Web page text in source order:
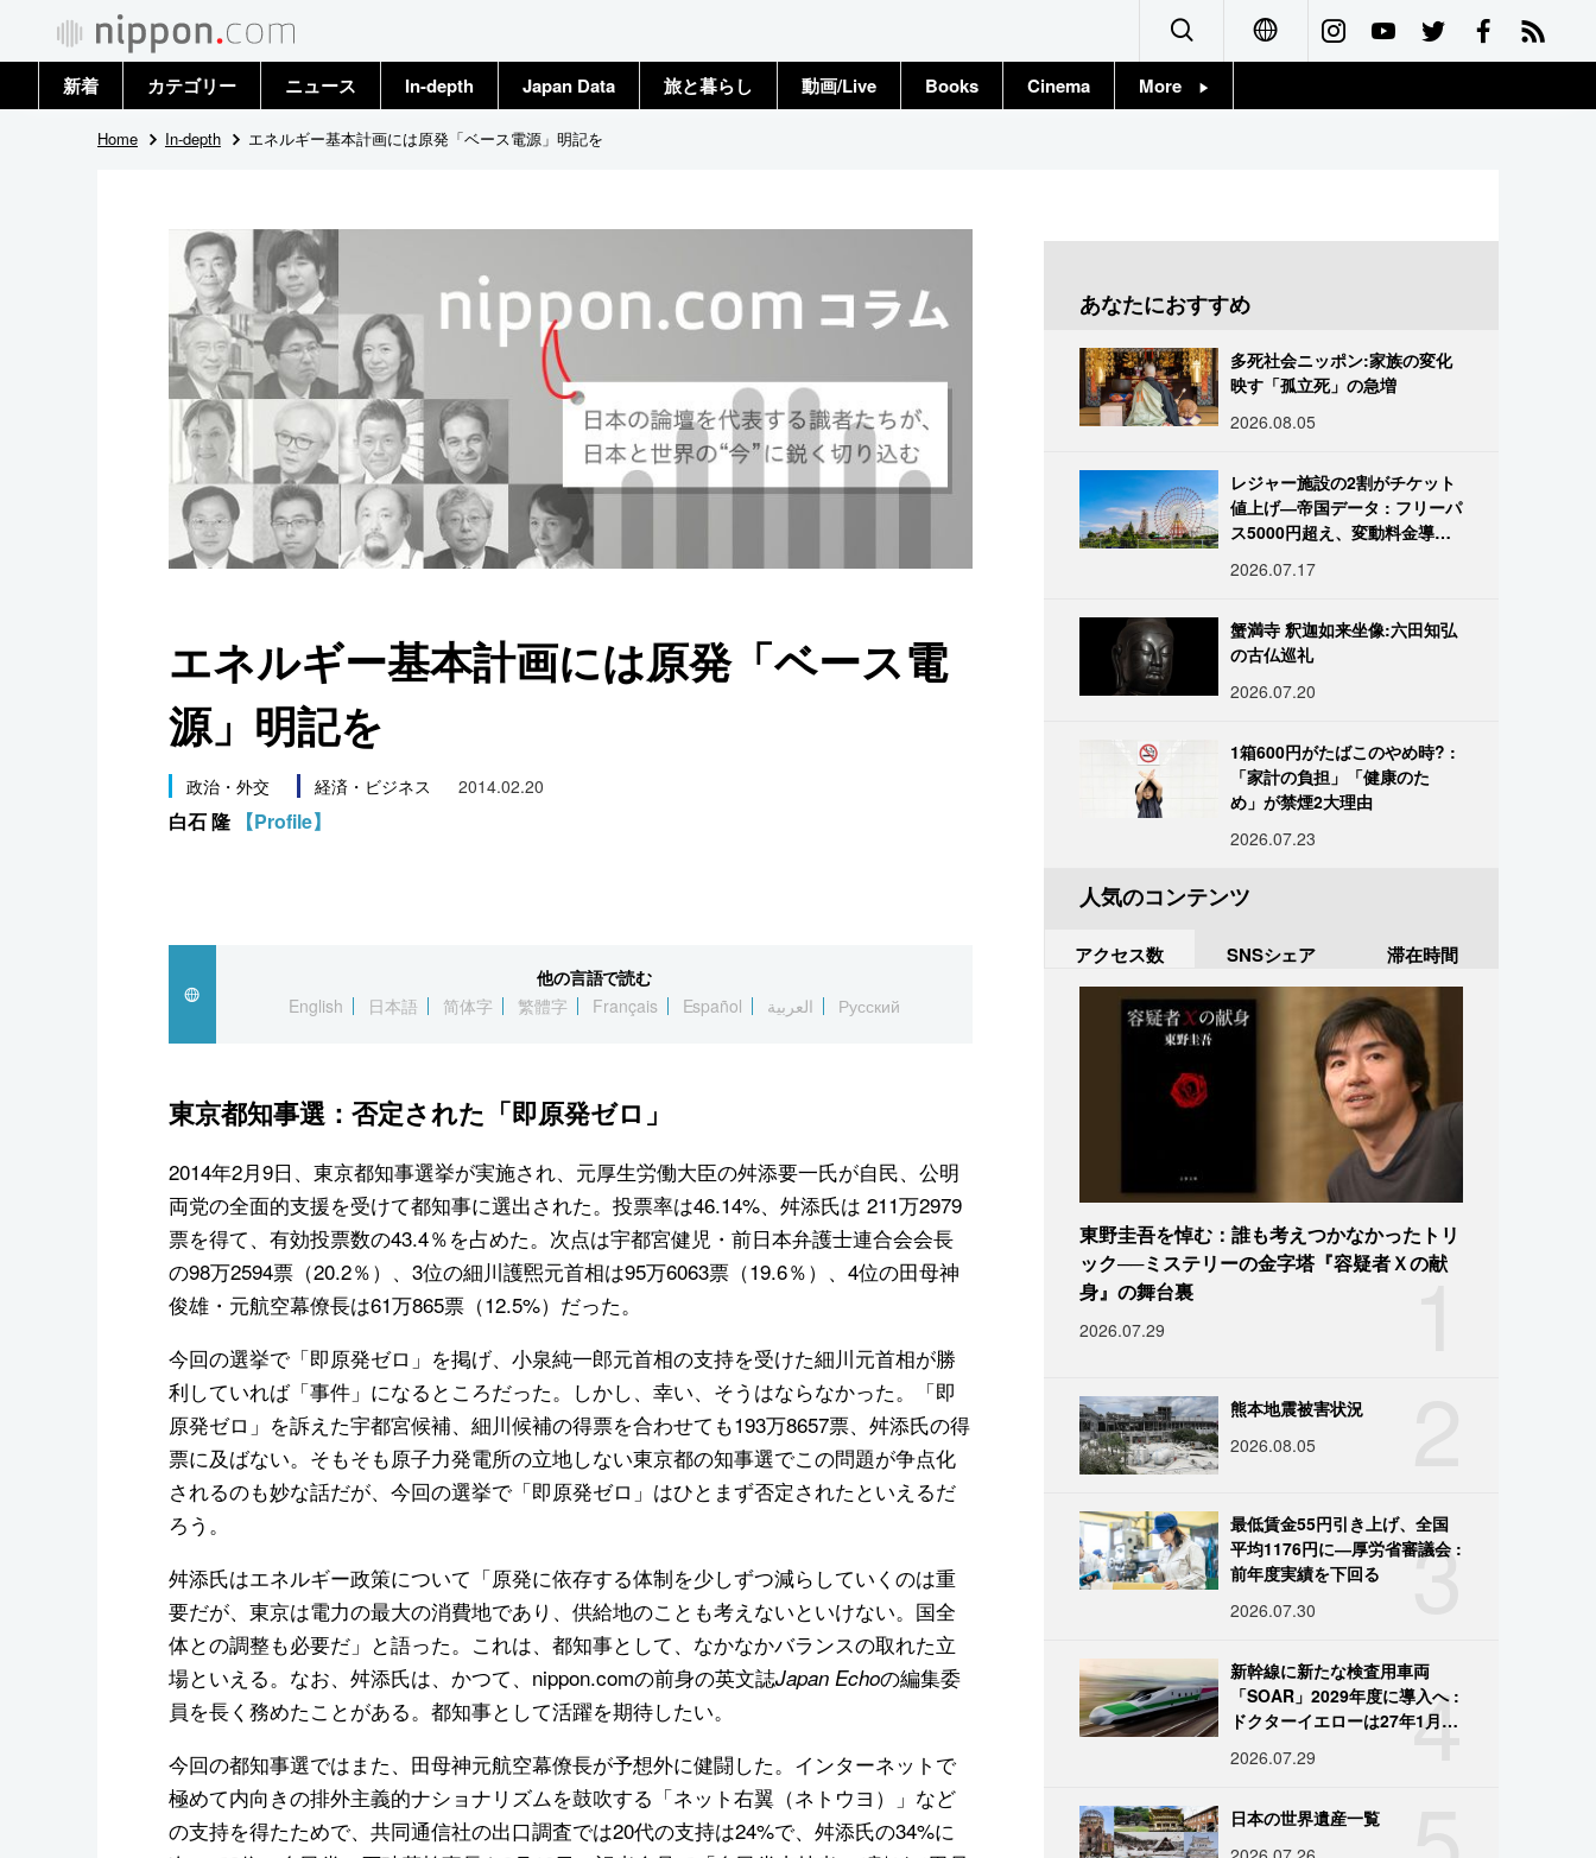
العربية
新着 カテゴリー
政治・外交
社会
文化
科学・技術
暮らし
スポーツ・東京2020
ニュース
トップ
In-depth Japan Data 旅と暮らし 動画/Live Books Cinema More
東京
お知らせ
Home In-depth エネルギー基本計画には原発「ベース電源」明記を
エネルギー基本計画には原発「ベース電
源」明記を
政治・外交 経済・ビジネス 2014.02.20
白石 隆 【Profile】
他の言語で読む
English
日本語 简体字 繁體字 Français Español العربية Русский
東京都知事選：否定された「即原発ゼロ」
2014年2月9日、東京都知事選挙が実施され、元厚生労働大臣の舛添要一氏が自民、公明
両党の全面的支援を受けて都知事に選出された。投票率は46.14%、舛添氏は 211万2979
票を得て、有効投票数の43.4％を占めた。次点は宇都宮健児・前日本弁護士連合会会長
の98万2594票（20.2％）、3位の細川護煕元首相は95万6063票（19.6％）、4位の田母神
俊雄・元航空幕僚長は61万865票（12.5%）だった。
今回の選挙で「即原発ゼロ」を掲げ、小泉純一郎元首相の支持を受けた細川元首相が勝
利していれば「事件」になるところだった。しかし、幸い、そうはならなかった。「即
原発ゼロ」を訴えた宇都宮候補、細川候補の得票を合わせても193万8657票、舛添氏の得
票に及ばない。そもそも原子力発電所の立地しない東京都の知事選でこの問題が争点化
されるのも妙な話だが、今回の選挙で「即原発ゼロ」はひとまず否定されたといえるだ
ろう。
舛添氏はエネルギー政策について「原発に依存する体制を少しずつ減らしていくのは重
要だが、東京は電力の最大の消費地であり、供給地のことも考えないといけない。国全
体との調整も必要だ」と語った。これは、都知事として、なかなかバランスの取れた立
場といえる。なお、舛添氏は、かつて、nippon.comの前身の英文誌Japan Echoの編集委
員を長く務めたことがある。都知事として活躍を期待したい。
今回の都知事選ではまた、田母神元航空幕僚長が予想外に健闘した。インターネットで
極めて内向きの排外主義的ナショナリズムを鼓吹する「ネット右翼（ネトウヨ）」など
の支持を得たためで、共同通信社の出口調査では20代の支持は24%で、舛添氏の34%に
あなたにおすすめ
多死社会ニッポン:家族の変化
映す「孤立死」の急増
2026.08.05
レジャー施設の2割がチケット
値上げ―帝国データ : フリーパ
ス5000円超え、変動料金導入
2026.07.17
蟹満寺 釈迦如来坐像:六田知弘
の古仏巡礼
2026.07.20
1箱600円がたばこのやめ時? :
「家計の負担」「健康のた
め」が禁煙2大理由
2026.07.23
人気のコンテンツ
アクセス数 SNSシェア 滞在時間
1
東野圭吾を悼む：誰も考えつかなかったトリ
ック──ミステリーの金字塔『容疑者Ｘの献
身』の舞台裏
2026.07.29
熊本地震被害状況
2026.08.05
3
最低賃金55円引き上げ、全国
平均1176円に―厚労省審議会 :
前年度実績を下回る
2026.07.30
4
新幹線に新たな検査用車両
「SOAR」2029年度に導入へ :
ドクターイエローは27年1月に
2026.07.29
日本の世界遺産一覧